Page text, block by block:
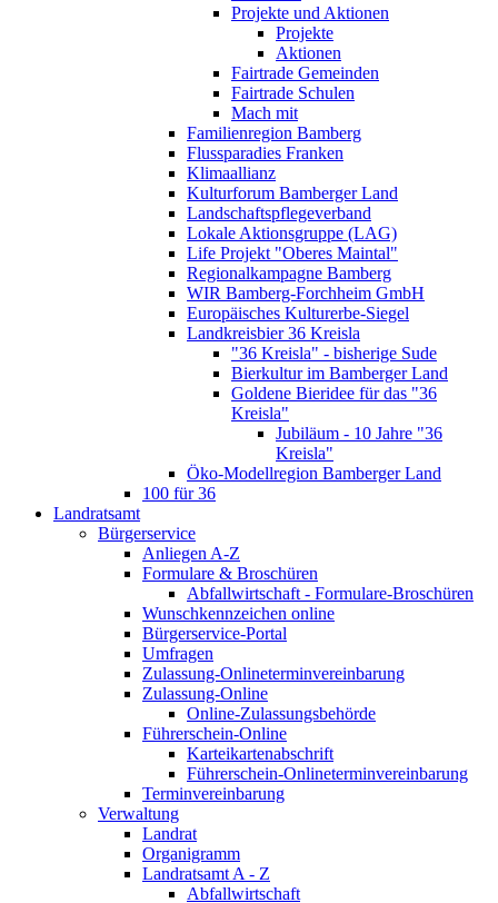
Projekte und Aktionen
Projekte
Aktionen
Fairtrade Gemeinden
Fairtrade Schulen
Mach mit
Familienregion Bamberg
Flussparadies Franken
Klimaallianz
Kulturforum Bamberger Land
Landschaftspflegeverband
Lokale Aktionsgruppe (LAG)
Life Projekt "Oberes Maintal"
Regionalkampagne Bamberg
WIR Bamberg-Forchheim GmbH
Europäisches Kulturerbe-Siegel
Landkreisbier 36 Kreisla
"36 Kreisla" - bisherige Sude
Bierkultur im Bamberger Land
Goldene Bieridee für das "36
Kreisla"
Jubiläum - 10 Jahre "36
Kreisla"
Öko-Modellregion Bamberger Land
100 für 36
Landratsamt
Bürgerservice
Anliegen A-Z
Formulare & Broschüren
Abfallwirtschaft - Formulare-Broschüren
Wunschkennzeichen online
Bürgerservice-Portal
Umfragen
Zulassung-Onlineterminvereinbarung
Zulassung-Online
Online-Zulassungsbehörde
Führerschein-Online
Karteikartenabschrift
Führerschein-Onlineterminvereinbarung
Terminvereinbarung
Verwaltung
Landrat
Organigramm
Landratsamt A - Z
Abfallwirtschaft